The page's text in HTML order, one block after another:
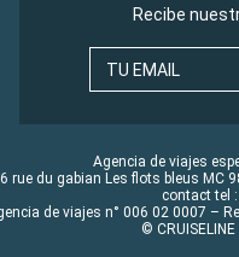
Recibe
TU EMAIL
Agencia de viajes
rue du gabian Les flots bleus MC
contact tel
de viajes n° 006 02 0007 –
©